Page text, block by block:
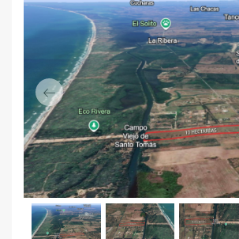
Previous